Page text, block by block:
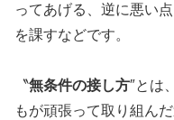
ってあげる、逆に悪い
を課すなどです。
〝無条件の接し方″とは
もが頑張って取り組ん